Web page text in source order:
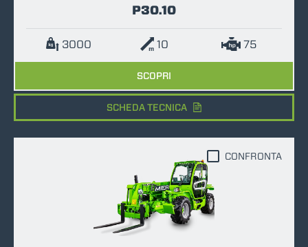
P30.10
3000 10 75
SCOPRI
SCHEDA TECNICA
CONFRONTA